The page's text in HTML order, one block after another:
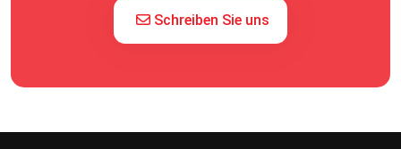
Schreiben Sie uns